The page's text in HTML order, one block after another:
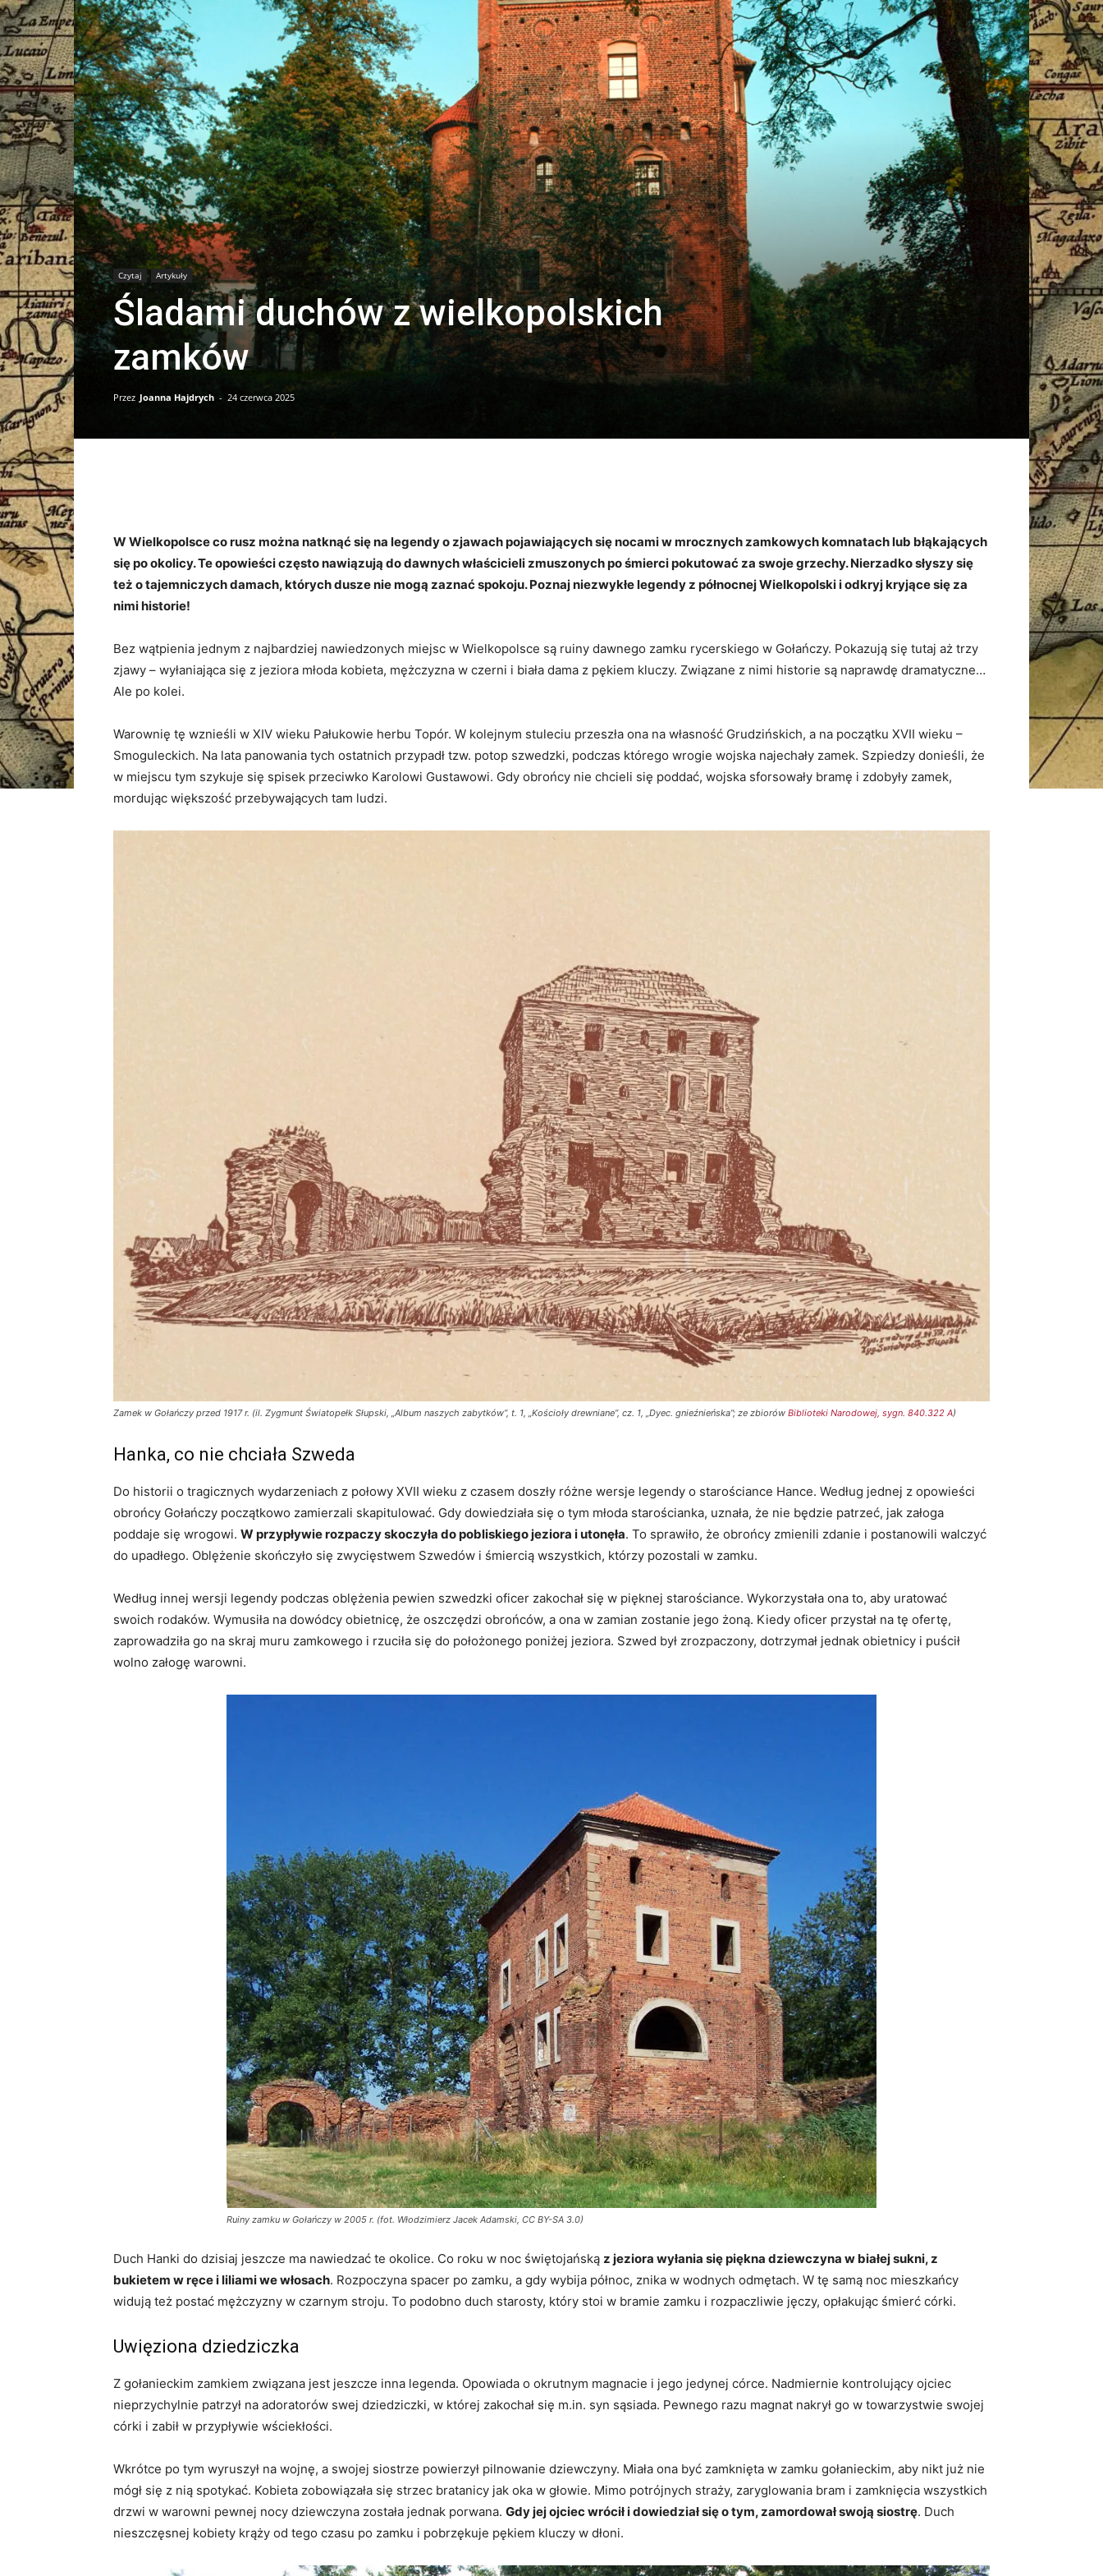
Tytus
Czytaj Artykuły
Śladami duchów z wielkopolskich
zamków
Przez Joanna Hajdrych - 24 czerwca 2025
W Wielkopolsce co rusz można natknąć się na legendy o zjawach pojawiających się nocami w mrocznych zamkowych komnatach lub błąkających
się po okolicy. Te opowieści często nawiązują do dawnych właścicieli zmuszonych po śmierci pokutować za swoje grzechy. Nierzadko słyszy się
też o tajemniczych damach, których dusze nie mogą zaznać spokoju. Poznaj niezwykłe legendy z północnej Wielkopolski i odkryj kryjące się za
nimi historie!
Bez wątpienia jednym z najbardziej nawiedzonych miejsc w Wielkopolsce są ruiny dawnego zamku rycerskiego w Gołańczy. Pokazują się tutaj aż trzy
zjawy – wyłaniająca się z jeziora młoda kobieta, mężczyzna w czerni i biała dama z pękiem kluczy. Związane z nimi historie są naprawdę dramatyczne…
Ale po kolei.
Warownię tę wznieśli w XIV wieku Pałukowie herbu Topór. W kolejnym stuleciu przeszła ona na własność Grudzińskich, a na początku XVII wieku –
Smoguleckich. Na lata panowania tych ostatnich przypadł tzw. potop szwedzki, podczas którego wrogie wojska najechały zamek. Szpiedzy donieśli, że
w miejscu tym szykuje się spisek przeciwko Karolowi Gustawowi. Gdy obrońcy nie chcieli się poddać, wojska sforsowały bramę i zdobyły zamek,
mordując większość przebywających tam ludzi.
Zamek w Gołańczy przed 1917 r. (il. Zygmunt Światopełk Słupski, „Album naszych zabytków”, t. 1, „Kościoły drewniane”, cz. 1, „Dyec. gnieźnieńska”; ze zbiorów Biblioteki Narodowej, sygn. 840.322 A)
Hanka, co nie chciała Szweda
Do historii o tragicznych wydarzeniach z połowy XVII wieku z czasem doszły różne wersje legendy o starościance Hance. Według jednej z opowieści
obrońcy Gołańczy początkowo zamierzali skapitulować. Gdy dowiedziała się o tym młoda starościanka, uznała, że nie będzie patrzeć, jak załoga
poddaje się wrogowi. W przypływie rozpaczy skoczyła do pobliskiego jeziora i utonęła. To sprawiło, że obrońcy zmienili zdanie i postanowili walczyć
do upadłego. Oblężenie skończyło się zwycięstwem Szwedów i śmiercią wszystkich, którzy pozostali w zamku.
Według innej wersji legendy podczas oblężenia pewien szwedzki oficer zakochał się w pięknej starościance. Wykorzystała ona to, aby uratować
swoich rodaków. Wymusiła na dowódcy obietnicę, że oszczędzi obrońców, a ona w zamian zostanie jego żoną. Kiedy oficer przystał na tę ofertę,
zaprowadziła go na skraj muru zamkowego i rzuciła się do położonego poniżej jeziora. Szwed był zrozpaczony, dotrzymał jednak obietnicy i puścił
wolno załogę warowni.
Ruiny zamku w Gołańczy w 2005 r. (fot. Włodzimierz Jacek Adamski, CC BY-SA 3.0)
Duch Hanki do dzisiaj jeszcze ma nawiedzać te okolice. Co roku w noc świętojańską z jeziora wyłania się piękna dziewczyna w białej sukni, z
bukietem w ręce i liliami we włosach. Rozpoczyna spacer po zamku, a gdy wybija północ, znika w wodnych odmętach. W tę samą noc mieszkańcy
widują też postać mężczyzny w czarnym stroju. To podobno duch starosty, który stoi w bramie zamku i rozpaczliwie jęczy, opłakując śmierć córki.
Uwięziona dziedziczka
Z gołanieckim zamkiem związana jest jeszcze inna legenda. Opowiada o okrutnym magnacie i jego jedynej córce. Nadmiernie kontrolujący ojciec
nieprzychylnie patrzył na adoratorów swej dziedziczki, w której zakochał się m.in. syn sąsiada. Pewnego razu magnat nakrył go w towarzystwie swojej
córki i zabił w przypływie wściekłości.
Wkrótce po tym wyruszył na wojnę, a swojej siostrze powierzył pilnowanie dziewczyny. Miała ona być zamknięta w zamku gołanieckim, aby nikt już nie
mógł się z nią spotykać. Kobieta zobowiązała się strzec bratanicy jak oka w głowie. Mimo potrójnych straży, zaryglowania bram i zamknięcia wszystkich
drzwi w warowni pewnej nocy dziewczyna została jednak porwana. Gdy jej ojciec wrócił i dowiedział się o tym, zamordował swoją siostrę. Duch
nieszczęsnej kobiety krąży od tego czasu po zamku i pobrzękuje pękiem kluczy w dłoni.